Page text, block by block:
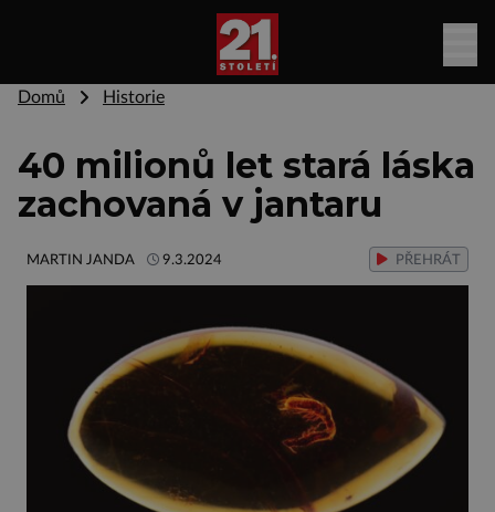
Domů Historie
40 milionů let stará láska
zachovaná v jantaru
MARTIN JANDA 9.3.2024 PŘEHRÁT